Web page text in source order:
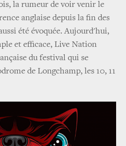
la rumeur de voir venir le
anglaise depuis la fin des
été évoquée. Aujourd'hui,
et efficace, Live Nation
du festival qui se
de Longchamp, les 10, 11